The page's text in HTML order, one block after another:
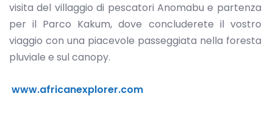
visita del villaggio di pescatori Anomabu e partenza
per il Parco Kakum, dove concluderete il vostro
viaggio con una piacevole passeggiata nella foresta
pluviale e sul canopy.
www.africanexplorer.com